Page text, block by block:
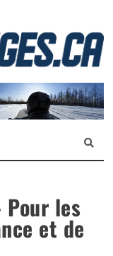
Pour les
et de